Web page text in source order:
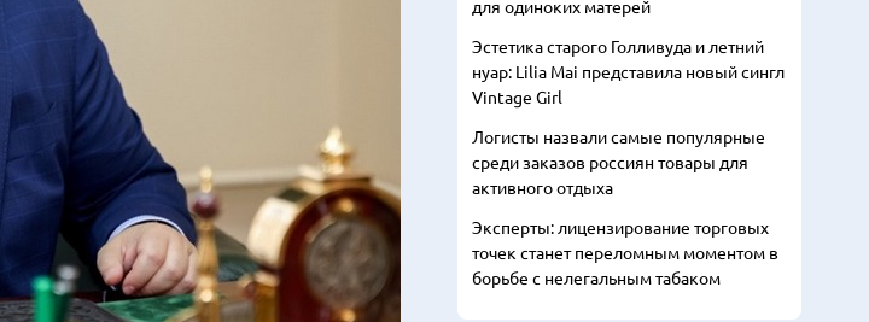
для одиноких матерей
Эстетика старого Голливуда и летний
нуар: Lilia Mai представила новый сингл
Vintage Girl
Логисты назвали самые популярные
среди заказов россиян товары для
активного отдыха
Эксперты: лицензирование торговых
точек станет переломным моментом в
борьбе с нелегальным табаком